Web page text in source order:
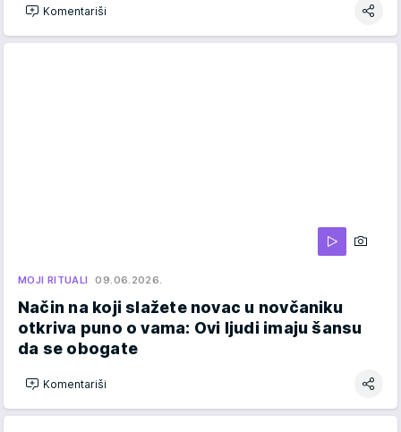
Komentariši
MOJI RITUALI 09.06.2026.
Način na koji slažete novac u novčaniku
otkriva puno o vama: Ovi ljudi imaju šansu
da se obogate
Komentariši